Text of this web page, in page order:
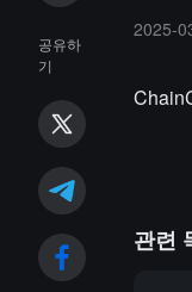
공유하
기
2025-
관련